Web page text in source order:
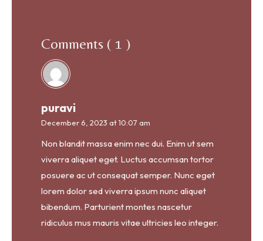
Comments ( 1 )
puravi
December 6, 2023 at 10:07 am
Non blandit massa enim nec dui. Enim ut sem
viverra aliquet eget. Luctus accumsan tortor
posuere ac ut consequat semper. Nunc eget
lorem dolor sed viverra ipsum nunc aliquet
bibendum. Parturient montes nascetur
ridiculus mus mauris vitae ultricies leo integer.